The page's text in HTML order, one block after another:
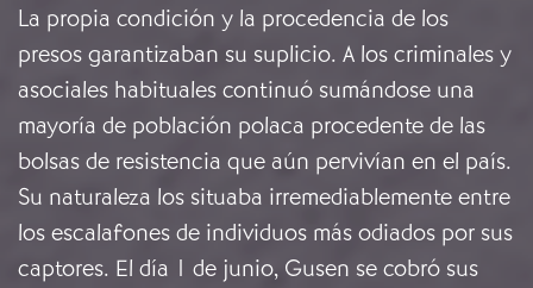
La propia condición y la procedencia de los
presos garantizaban su suplicio. A los criminales y
asociales habituales continuó sumándose una
mayoría de población polaca procedente de las
bolsas de resistencia que aún pervivían en el país.
Su naturaleza los situaba irremediablemente entre
los escalafones de individuos más odiados por sus
captores. El día 1 de junio, Gusen se cobró sus